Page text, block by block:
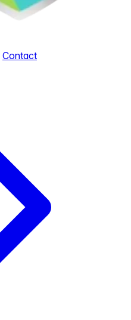
Contact